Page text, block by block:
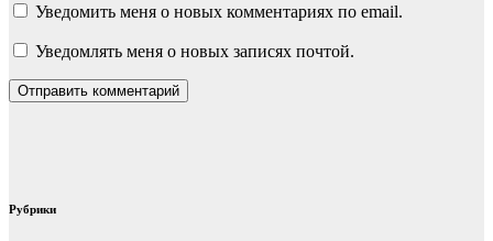
Уведомить меня о новых комментариях по email.
Уведомлять меня о новых записях почтой.
Рубрики